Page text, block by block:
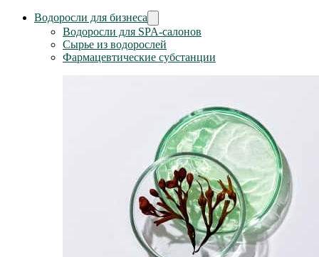
Водоросли для бизнеса
Водоросли для SPA-салонов
Сырье из водорослей
Фармацевтические субстанции